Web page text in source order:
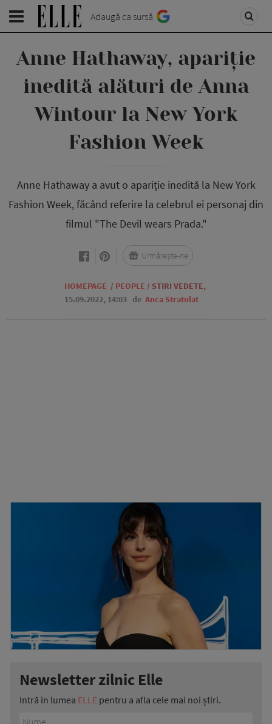
Adaugă ca sursă
Anne Hathaway, apariție
inedită alături de Anna
Wintour la New York
Fashion Week
Anne Hathaway a avut o apariție inedită la New York
Fashion Week, făcând referire la celebrul ei personaj din
filmul "The Devil wears Prada."
HOMEPAGE / PEOPLE / STIRI VEDETE,
15.09.2022, 14:03 de Anca Stratulat
Urmărește-ne
Newsletter zilnic Elle
Intră în lumea ELLE pentru a afla cele mai noi știri.